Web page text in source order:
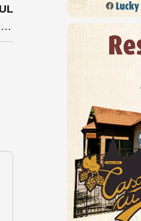
Becleanul a dat oficial startul pentru construcția primei șosele de centură din județ. E și primul oraș din România care administrează o asemenea lucrare în parteneriat cu Compania Națională de Drumuri (VIDEO)